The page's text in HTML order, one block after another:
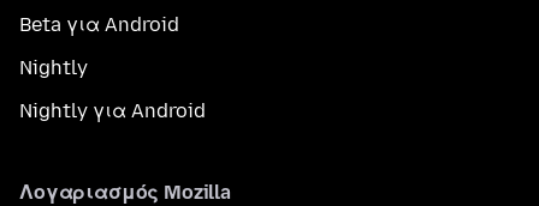
Beta για Android
Nightly
Nightly για Android
Λογαριασμός Mozilla